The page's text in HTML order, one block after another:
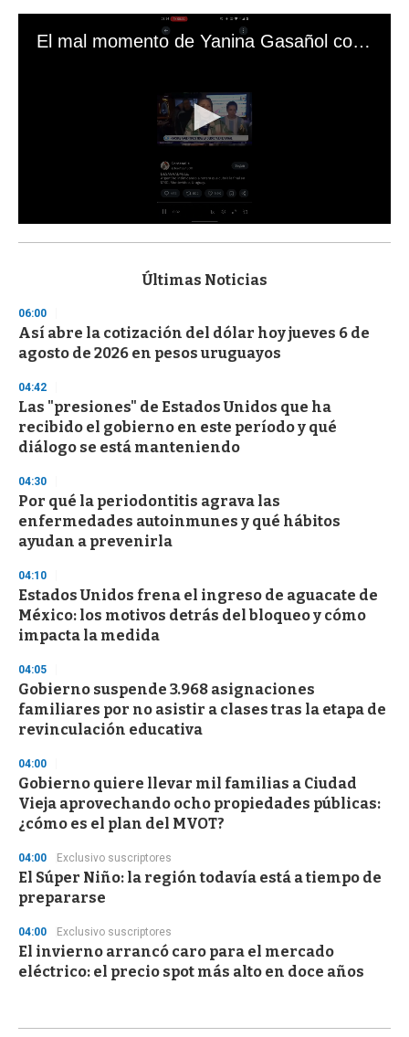
El mal momento de Yanina Gasañol con un hincha argentino en "Subrayado"
s
d
s
o
f
3
s
c
o
d
s
Últimas Noticias
06:00
Así abre la cotización del dólar hoy jueves 6 de
agosto de 2026 en pesos uruguayos
04:42
Las "presiones" de Estados Unidos que ha
recibido el gobierno en este período y qué
diálogo se está manteniendo
04:30
Por qué la periodontitis agrava las
enfermedades autoinmunes y qué hábitos
ayudan a prevenirla
04:10
Estados Unidos frena el ingreso de aguacate de
México: los motivos detrás del bloqueo y cómo
impacta la medida
04:05
Gobierno suspende 3.968 asignaciones
familiares por no asistir a clases tras la etapa de
revinculación educativa
04:00
Gobierno quiere llevar mil familias a Ciudad
Vieja aprovechando ocho propiedades públicas:
¿cómo es el plan del MVOT?
04:00 Exclusivo suscriptores
El Súper Niño: la región todavía está a tiempo de
prepararse
04:00 Exclusivo suscriptores
El invierno arrancó caro para el mercado
eléctrico: el precio spot más alto en doce años